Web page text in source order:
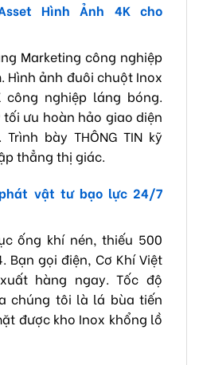
Hình Ảnh 4K cho
Marketing công nghiệp
Hình ảnh đuôi chuột Inox
nghiệp láng bóng.
ưu hoàn hảo giao diện
Trình bày THÔNG TIN kỹ
thẳng thị giác.
vật tư bạo lực 24/7
ống khí nén, thiếu 500
Bạn gọi điện, Cơ Khí Việt
hàng ngay. Tốc độ
chúng tôi là lá bùa tiến
được kho Inox khổng lồ